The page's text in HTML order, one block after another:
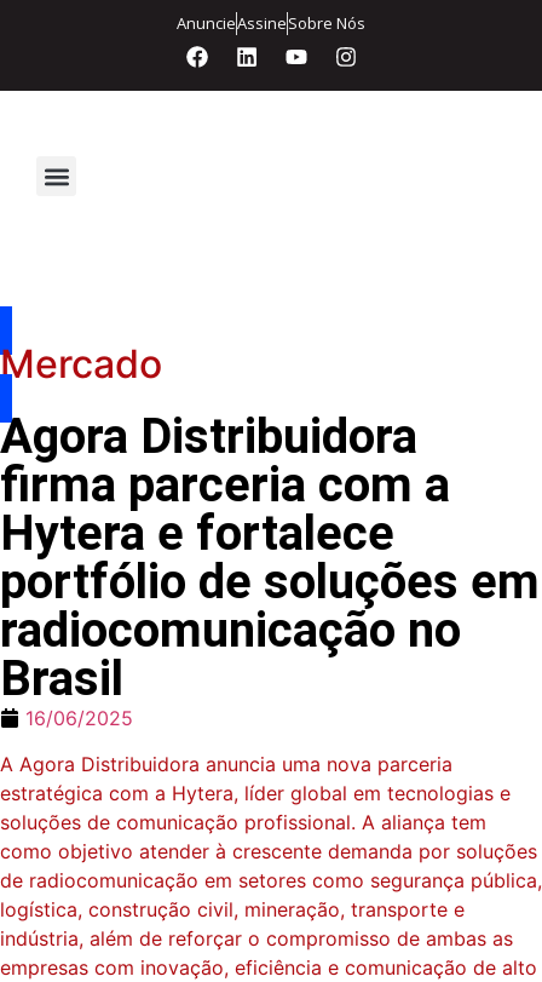
AnuncieAssineSobre Nós
Mercado
Agora Distribuidora
firma parceria com a
Hytera e fortalece
portfólio de soluções em
radiocomunicação no
Brasil
16/06/2025
A Agora Distribuidora anuncia uma nova parceria
estratégica com a Hytera, líder global em tecnologias e
soluções de comunicação profissional. A aliança tem
como objetivo atender à crescente demanda por soluções
de radiocomunicação em setores como segurança pública,
logística, construção civil, mineração, transporte e
indústria, além de reforçar o compromisso de ambas as
empresas com inovação, eficiência e comunicação de alto